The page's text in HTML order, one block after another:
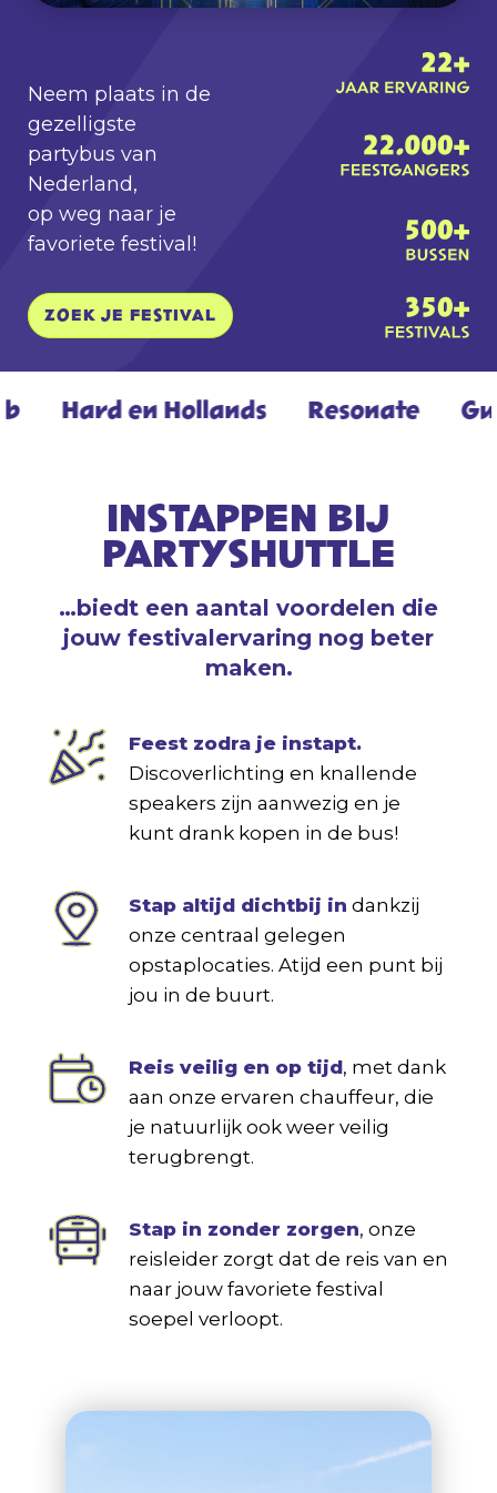
Neem plaats in de
gezelligste
partybus van
Nederland,
op weg naar je
favoriete festival!
ZOEK JE FESTIVAL
en Hollands✦ Resonate ✦ Gunz for
INSTAPPEN BIJ
PARTYSHUTTLE
…biedt een aantal voordelen die
jouw festivalervaring nog beter
maken.
Feest zodra je instapt.
Discoverlichting en knallende
speakers zijn aanwezig en je
kunt drank kopen in de bus!
Stap altijd dichtbij in dankzij
onze centraal gelegen
opstaplocaties. Atijd een punt bij
jou in de buurt.
Reis veilig en op tijd, met dank
aan onze ervaren chauffeur, die
je natuurlijk ook weer veilig
terugbrengt.
Stap in zonder zorgen, onze
reisleider zorgt dat de reis van en
naar jouw favoriete festival
soepel verloopt.